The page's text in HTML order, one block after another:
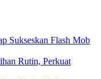
Sukseskan Flash Mob
Rutin, Perkuat